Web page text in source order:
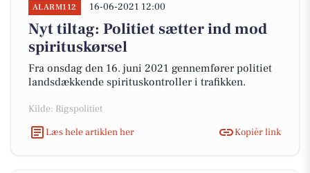
ALARM112 16-06-2021 12:00
Nyt tiltag: Politiet sætter ind mod
spirituskørsel
Fra onsdag den 16. juni 2021 gennemfører politiet
landsdækkende spirituskontroller i trafikken.
Kilde: Rigspolitiet
Læs hele artiklen her
Kopiér link